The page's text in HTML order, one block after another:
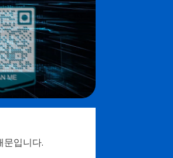
문입니다.